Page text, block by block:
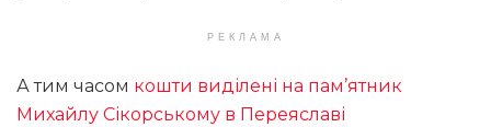
РЕКЛАМА
А тим часом кошти виділені на пам’ятник
Михайлу Сікорському в Переяславі